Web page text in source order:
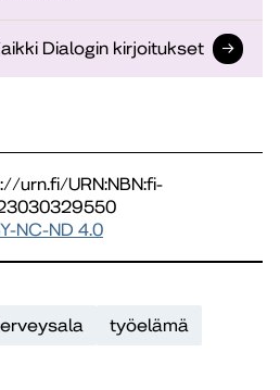
Dialogin kirjoitukset
urn.fi/URN:NBN:fi-
NC-ND 4.0
työelämä